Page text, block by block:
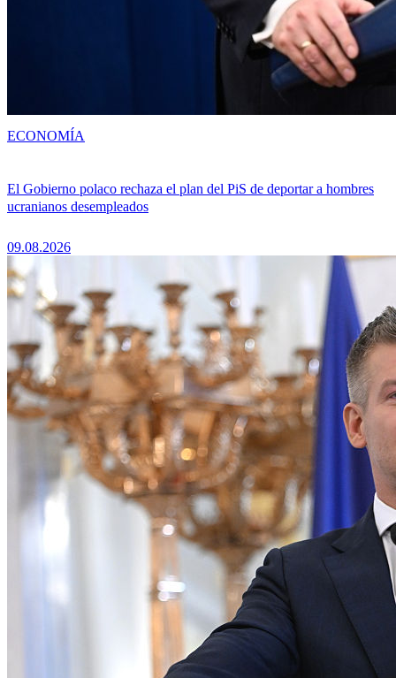
El Gobierno polaco rechaza el plan del PiS de deportar a hombres
ucranianos desempleados
09.08.2026
ECONOMÍA